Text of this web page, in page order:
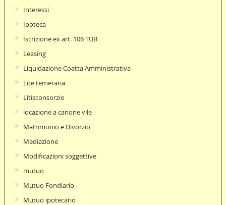
Interessi
Ipoteca
Iscrizione ex art. 106 TUB
Leasing
Liquidazione Coatta Amministrativa
Lite temeraria
Litisconsorzio
locazione a canone vile
Matrimonio e Divorzio
Mediazione
Modificazioni soggettive
mutuo
Mutuo Fondiario
Mutuo ipotecario